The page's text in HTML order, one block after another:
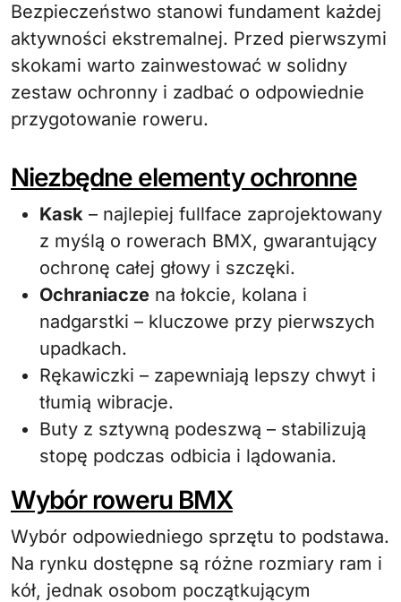
Bezpieczeństwo stanowi fundament każdej
aktywności ekstremalnej. Przed pierwszymi
skokami warto zainwestować w solidny
zestaw ochronny i zadbać o odpowiednie
przygotowanie roweru.
Niezbędne elementy ochronne
Kask – najlepiej fullface zaprojektowany
z myślą o rowerach BMX, gwarantujący
ochronę całej głowy i szczęki.
Ochraniacze na łokcie, kolana i
nadgarstki – kluczowe przy pierwszych
upadkach.
Rękawiczki – zapewniają lepszy chwyt i
tłumią wibracje.
Buty z sztywną podeszwą – stabilizują
stopę podczas odbicia i lądowania.
Wybór roweru BMX
Wybór odpowiedniego sprzętu to podstawa.
Na rynku dostępne są różne rozmiary ram i
kół, jednak osobom początkującym